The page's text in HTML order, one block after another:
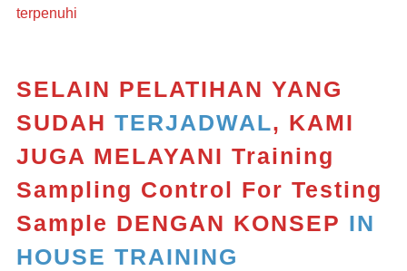
terpenuhi
SELAIN PELATIHAN YANG
SUDAH TERJADWAL, KAMI
JUGA MELAYANI Training
Sampling Control For Testing
Sample DENGAN KONSEP IN
HOUSE TRAINING